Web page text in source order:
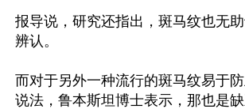
报导说，研究还指出，斑马纹也无
辨认。
而对于另外一种流行的斑马纹易于
说法，鲁本斯坦博士表示，那也是